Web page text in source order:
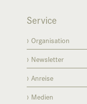
Service
Organisation
Newsletter
Anreise
Medien